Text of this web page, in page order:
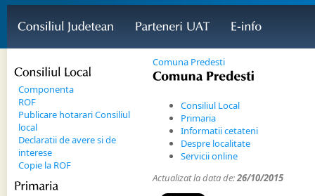
Consiliul Judetean Parteneri UAT E-info
Consiliul Local
Componenta
ROF
Publicare hotarari Consiliul
local
Declaratii de avere si de
interese
Copie la ROF
Primaria
Comuna Predesti
Comuna Predesti
Consiliul Local
Primaria
Informatii cetateni
Despre localitate
Servicii online
Actualizat la data de:26/10/2015